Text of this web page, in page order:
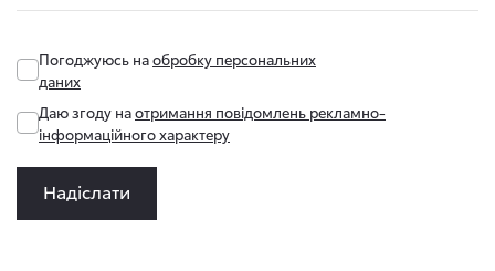
Погоджуюсь наобробку персональних
даних
Даю згоду наотримання повідомлень рекламно-
інформаційного характеру
Надіслати